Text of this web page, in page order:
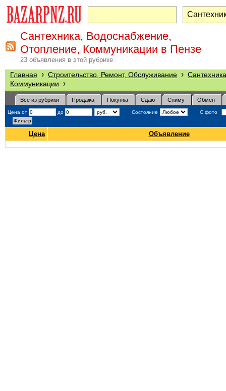
Сантехника, Водоснабжение,
Отопление, Коммуникации в Пензе
23 объявления в этой рубрике
Главная › Строительство, Ремонт, Обслуживание ›
Коммуникации ›
Все из рубрики Продажа Покупка Сдаю Сниму Обмен
Цена от до Состояние С фото
Цена Объявление